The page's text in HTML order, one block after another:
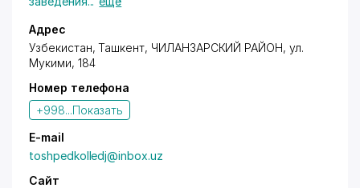
Адрес
Узбекистан, Ташкент, ЧИЛАНЗАРСКИЙ РАЙОН, ул.
Мукими, 184
Номер телефона
+998...Показать
E-mail
toshpedkolledj@inbox.uz
Сайт